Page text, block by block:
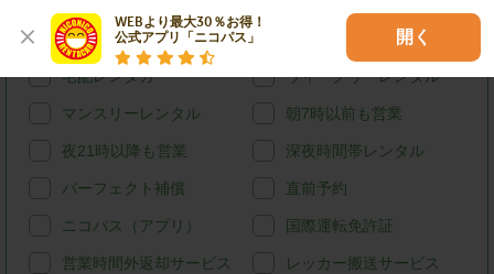
WEBより最大30％お得！
公式アプリ「ニコパス」
開く
給油可能
宅配レンタカー ウィークリーレンタル
マンスリーレンタル 朝7時以前も営業
夜21時以降も営業 深夜時間帯レンタル
パーフェクト補償 直前予約
ニコパス（アプリ） 国際運転免許証
営業時間外返却サービス レッカー搬送サービス